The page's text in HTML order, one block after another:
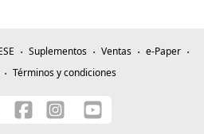
Suplementos Ventas
e-Paper
Términos y condiciones